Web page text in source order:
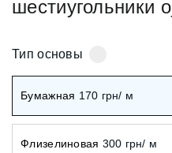
шестиугольники
Тип основы
Бумажная 170 грн/ м
Флизелиновая 300 грн/ м